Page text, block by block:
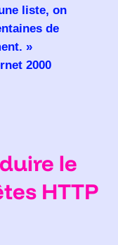
liste, on
de
»
2000
le
HTTP